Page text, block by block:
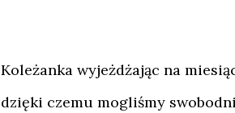
Koleżanka wyjeżdżając na
dzięki czemu mogliśmy